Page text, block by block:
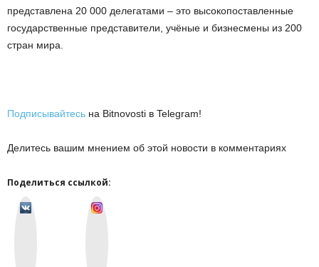
представлена 20 000 делегатами – это высокопоставленные
государственные представители, учёные и бизнесмены из 200
стран мира.
Подписывайтесь на Bitnovosti в Telegram!
Делитесь вашим мнением об этой новости в комментариях
Поделиться ссылкой: